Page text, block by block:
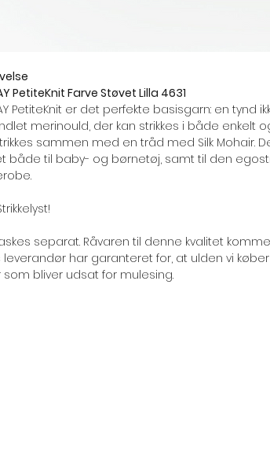
PetiteKnit Farve Støvet Lilla 4631
PetiteKnit er det perfekte basisgarn: en tynd
merinould, der kan strikkes i både enkelt
sammen med en tråd med Silk Mohair.
både til baby- og børnetøj, samt til den
separat. Råvaren til denne kvalitet
leverandør har garanteret for, at ulden vi
som bliver udsat for mulesing.